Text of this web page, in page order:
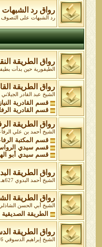
رواق رد الشبهات
رد الشبهات على
رواق الطريقة
الطيفورية حين بدأت بطيفور بن عيسى «أبي يزيد البسطامي» 234 هـ
رواق الطريقة
الشيخ عبد القادر الجيلاني 561هـ
قسم القادرية
قسم القادرية
رواق الطريقة
الشيخ أحمد بن علي الرفاعي
قسم المكتبة
قسم سيدي
قسم سيدي أبو
رواق الطريقة
الشيخ أحمد البدوي 627هـ
رواق الطريقة
الشيخ أبي الحسن الشاذلي
الطريقة الصديقية
رواق الطريقة
الشيخ إبراهيم الدسوقي 676هـ